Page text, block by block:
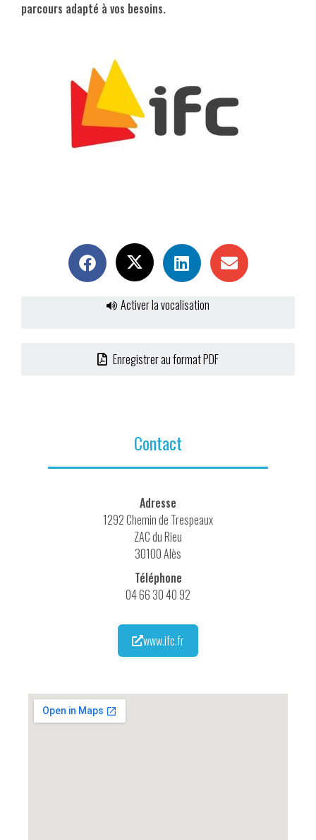
parcours adapté à vos besoins.
Activer la vocalisation
Enregistrer au format PDF
Contact
Adresse
1292 Chemin de Trespeaux
ZAC du Rieu
30100 Alès
Téléphone
04 66 30 40 92
www.ifc.fr